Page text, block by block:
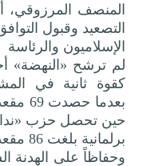
المنصف
التصعيد وقبول
الإسلاميون والرئاسة
لم ترشح «النهضة»
كقوة ثانية في
حين تحصل حزب «نداء
برلمانية بلغت 86 مقعداً.
وحفاظاً على الهدنة